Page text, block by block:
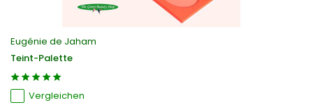
Eugénie de Jaham
Teint-Palette
Vergleichen